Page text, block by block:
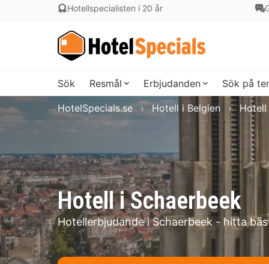
Hotellspecialisten i 20 år
Sök Resmål Erbjudanden Sök på
Hotell i Schaerbeek
Hotellerbjudande i Schaerbeek - hitta
HotelSpecials.se Hotell i Belgien Hotell